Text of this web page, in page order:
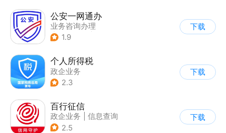
公安一网通办
业务咨询办理
| 综合服务
1.9
下载
个人所得税
政企业务
2.3
下载
百行征信
政企业务
信息查询
| 业务咨询办理
2.5
下载